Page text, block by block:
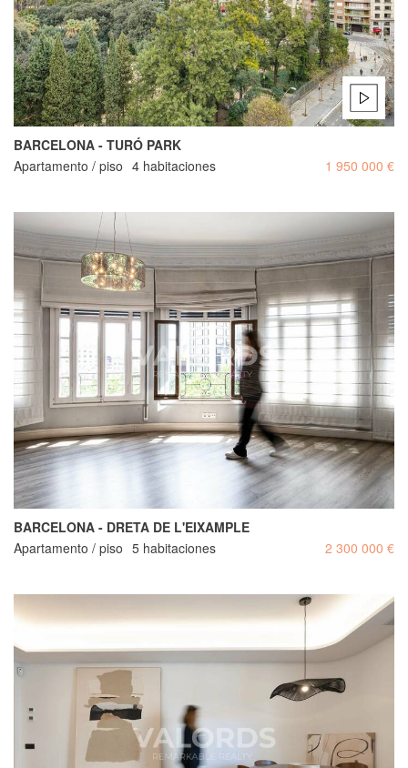
BARCELONA - TURÓ PARK
Apartamento / piso 4 habitaciones 1 950 000 €
BARCELONA - DRETA DE L'EIXAMPLE
Apartamento / piso 5 habitaciones 2 300 000 €